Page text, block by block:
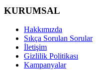
KURUMSAL
Hakkımızda
Sıkça Sorulan Sorular
İletişim
Gizlilik Politikası
Kampanyalar